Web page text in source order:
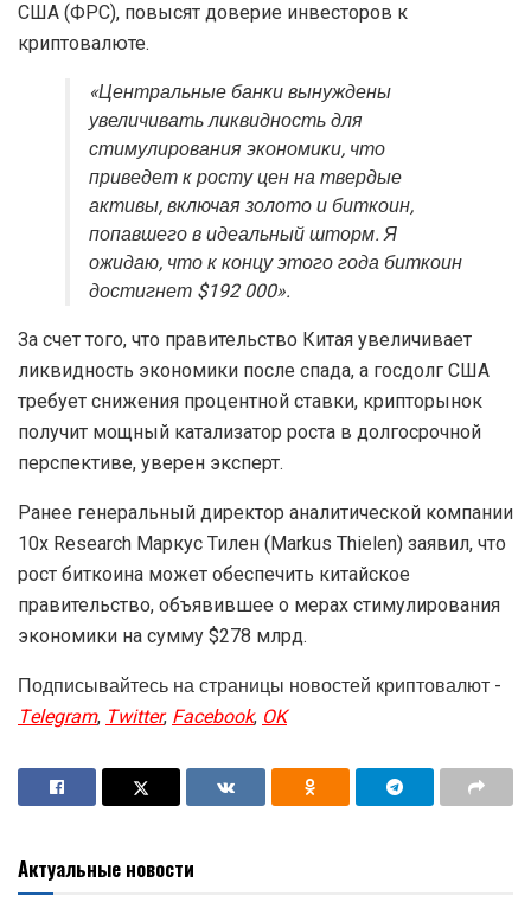
США (ФРС), повысят доверие инвесторов к
криптовалюте.
«Центральные банки вынуждены
увеличивать ликвидность для
стимулирования экономики, что
приведет к росту цен на твердые
активы, включая золото и биткоин,
попавшего в идеальный шторм. Я
ожидаю, что к концу этого года биткоин
достигнет $192 000».
За счет того, что правительство Китая увеличивает
ликвидность экономики после спада, а госдолг США
требует снижения процентной ставки, крипторынок
получит мощный катализатор роста в долгосрочной
перспективе, уверен эксперт.
Ранее генеральный директор аналитической компании
10x Research Маркус Тилен (Markus Thielen) заявил, что
рост биткоина может обеспечить китайское
правительство, объявившее о мерах стимулирования
экономики на сумму $278 млрд.
Подписывайтесь на страницы новостей криптовалют -
Telegram,Twitter,Facebook,OK
Актуальные новости